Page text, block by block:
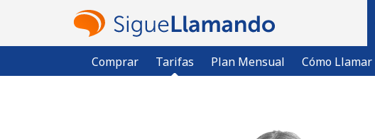
Comprar Tarifas Plan Mensual Cómo Llamar